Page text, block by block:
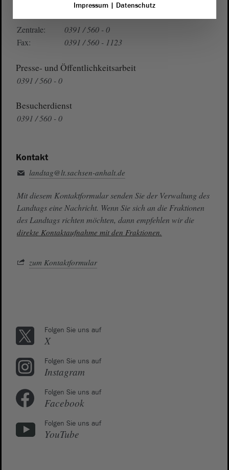
Zentrale:
0391 / 560 - 0
Fax:
0391 / 560 - 1123
Presse- und Öffentlichkeitsarbeit
0391 / 560 - 0
Besucherdienst
0391 / 560 - 0
Kontakt
landtag@lt.sachsen-anhalt.de
Mit diesem Kontaktformular senden Sie der Verwaltung des
Landtags eine Nachricht. Wenn Sie sich an die Fraktionen
des Landtags richten möchten, dann empfehlen wir die
direkte Kontaktaufnahme mit den Fraktionen.
zum Kontaktformular
Folgen Sie uns auf
X
Folgen Sie uns auf
Instagram
Folgen Sie uns auf
Facebook
Folgen Sie uns auf
YouTube
Impressum| Datenschutz